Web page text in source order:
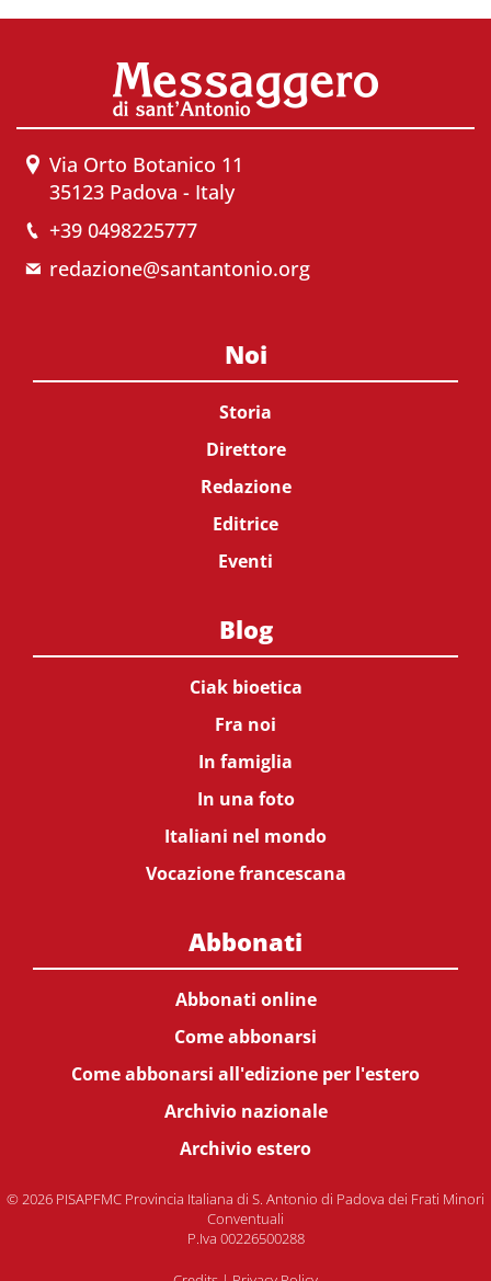
Via Orto Botanico 11
35123 Padova - Italy
+39 0498225777
redazione@santantonio.org
Noi
Storia
Direttore
Redazione
Editrice
Eventi
Blog
Ciak bioetica
Fra noi
In famiglia
In una foto
Italiani nel mondo
Vocazione francescana
Abbonati
Abbonati online
Come abbonarsi
Come abbonarsi all'edizione per l'estero
Archivio nazionale
Archivio estero
© 2026 PISAPFMC Provincia Italiana di S. Antonio di Padova dei Frati Minori
Conventuali
P.Iva 00226500288